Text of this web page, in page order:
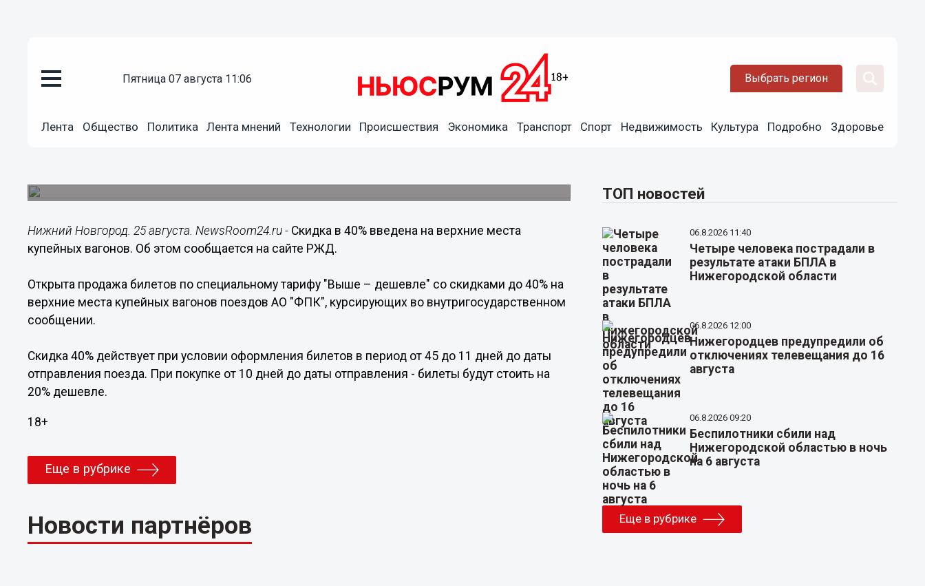
пятница 07 августа 11:06 Выбрать регион
Лента Общество Политика Лента мнений Технологии Происшествия Экономика Транспорт Спорт Недвижимость Культура Подробно Здоровье
25.08.201517:46
Нижний Новгород. 25 августа. NewsRoom24.ru - Скидка в 40% введена на верхние места
купейных вагонов. Об этом сообщается на сайте РЖД.
Открыта продажа билетов по специальному тарифу "Выше – дешевле" со скидками до 40% на
верхние места купейных вагонов поездов АО "ФПК", курсирующих во внутригосударственном
сообщении.
Скидка 40% действует при условии оформления билетов в период от 45 до 11 дней до даты
отправления поезда. При покупке от 10 дней до даты отправления - билеты будут стоить на
20% дешевле.
18+
Еще в рубрике
Новости партнёров
ТОП новостей
06.8.2026 11:40
Четыре человека пострадали в
результате атаки БПЛА в
Нижегородской области
06.8.2026 12:00
Нижегородцев предупредили об
отключениях телевещания до 16
августа
06.8.2026 09:20
Беспилотники сбили над
Нижегородской областью в ночь
на 6 августа
Еще в рубрике